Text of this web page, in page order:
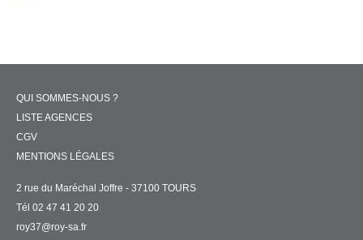
QUI SOMMES-NOUS ?
LISTE AGENCES
CGV
MENTIONS LÉGALES
2 rue du Maréchal Joffre - 37100 TOURS
Tél 02 47 41 20 20
roy37@roy-sa.fr